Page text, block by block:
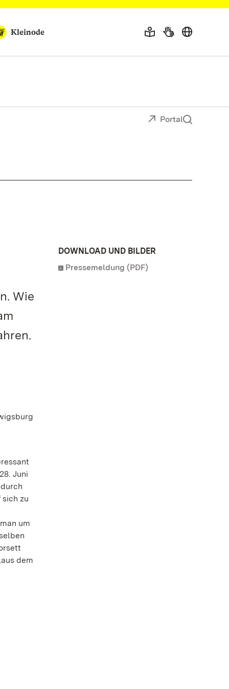
Kleinode
Portal
Wie
Juni
zu
um
dem
DOWNLOAD UND BILDER
Pressemeldung (PDF)